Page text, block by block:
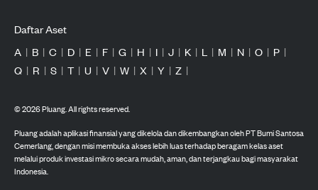
Daftar Aset
A | B | C | D | E | F | G | H | I | J | K | L | M | N | O | P |
Q | R | S | T | U | V | W | X | Y | Z |
©2026Pluang. All rights reserved.
Pluang adalah aplikasi finansial yang dikelola dan dikembangkan oleh PT Bumi Santosa
Cemerlang, dengan misi membuka akses lebih luas terhadap beragam kelas aset
melalui produk investasi mikro secara mudah, aman, dan terjangkau bagi masyarakat
Indonesia.